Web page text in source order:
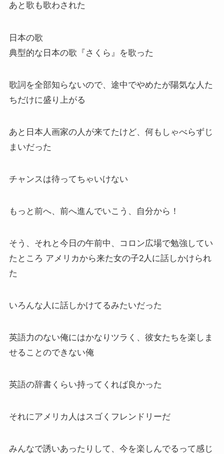
あと歌も歌わされた
日本の歌
典型的な日本の歌『さくら』を歌った
歌詞を全部知らないので、途中でやめたが陽気な人た
ちだけに盛り上がる
あと日本人画家の人が来てたけど、何もしゃべらずじ
まいだった
チャンスは待ってちゃいけない
もっと前へ、前へ進んでいこう、自分から！
そう、それと今日の午前中、コロン広場で勉強してい
たところ アメリカから来た女の子2人に話しかけられ
た
いろんな人に話しかけてるみたいだった
英語力のない俺にはかなりツラく、彼女たちを楽しま
せることのできない俺
英語の辞書くらい持ってくれば良かった
それにアメリカ人はスゴくフレンドリーだ
みんなで誘いあったりして、今を楽しんでるって感じ